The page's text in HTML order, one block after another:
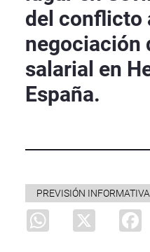
del conflicto
negociación
salarial en
España.
PREVISIÓN INFORMATIVA
WhatsApp
X